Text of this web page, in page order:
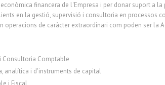
financera de l'Empresa i per donar suport a la
en la gestió, supervisió i consultoria en processos
operacions de caràcter extraordinari com poden ser la
Consultoria Comptable
analítica i d'instruments de capital